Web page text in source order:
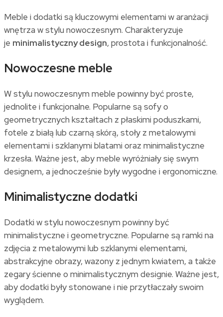
Meble i dodatki są kluczowymi elementami w aranżacji
wnętrza w stylu nowoczesnym. Charakteryzuje
je minimalistyczny design, prostota i funkcjonalność.
Nowoczesne meble
W stylu nowoczesnym meble powinny być proste,
jednolite i funkcjonalne. Popularne są sofy o
geometrycznych kształtach z płaskimi poduszkami,
fotele z białą lub czarną skórą, stoły z metalowymi
elementami i szklanymi blatami oraz minimalistyczne
krzesła. Ważne jest, aby meble wyróżniały się swym
designem, a jednocześnie były wygodne i ergonomiczne.
Minimalistyczne dodatki
Dodatki w stylu nowoczesnym powinny być
minimalistyczne i geometryczne. Popularne są ramki na
zdjęcia z metalowymi lub szklanymi elementami,
abstrakcyjne obrazy, wazony z jednym kwiatem, a także
zegary ścienne o minimalistycznym designie. Ważne jest,
aby dodatki były stonowane i nie przytłaczały swoim
wyglądem.